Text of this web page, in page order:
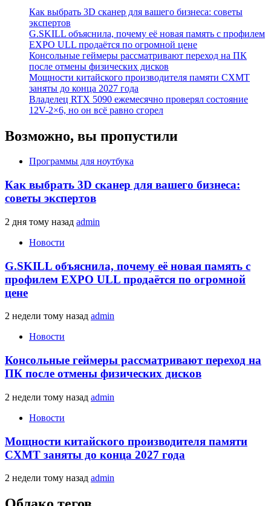
Как выбрать 3D сканер для вашего бизнеса: советы
экспертов
G.SKILL объяснила, почему её новая память с профилем
EXPO ULL продаётся по огромной цене
Консольные геймеры рассматривают переход на ПК
после отмены физических дисков
Мощности китайского производителя памяти CXMT
заняты до конца 2027 года
Владелец RTX 5090 ежемесячно проверял состояние
12V-2×6, но он всё равно сгорел
Возможно, вы пропустили
Программы для ноутбука
Как выбрать 3D сканер для вашего бизнеса:
советы экспертов
2 дня тому назад admin
Новости
G.SKILL объяснила, почему её новая память с
профилем EXPO ULL продаётся по огромной
цене
2 недели тому назад admin
Новости
Консольные геймеры рассматривают переход на
ПК после отмены физических дисков
2 недели тому назад admin
Новости
Мощности китайского производителя памяти
CXMT заняты до конца 2027 года
2 недели тому назад admin